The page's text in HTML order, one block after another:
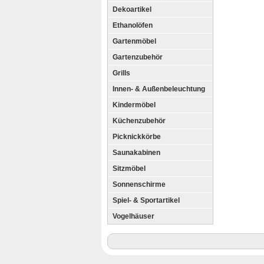
Dekoartikel
Ethanolöfen
Gartenmöbel
Gartenzubehör
Grills
Innen- & Außenbeleuchtung
Kindermöbel
Küchenzubehör
Picknickkörbe
Saunakabinen
Sitzmöbel
Sonnenschirme
Spiel- & Sportartikel
Vogelhäuser